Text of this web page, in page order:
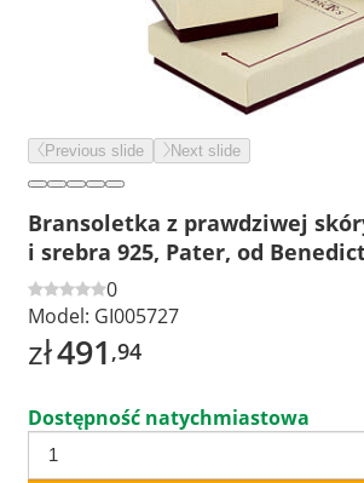
Previous slide Next slide
Bransoletka z prawdziwej
i srebra 925, Pater, od
0
Model: GI005727
zł491 ,94
Dostępność natychmiastowa